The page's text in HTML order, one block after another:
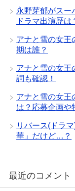
永野芽郁がスー
ドラマ出演歴は
アナと雪の女王
期は誰？
アナと雪の女王
詞も確認！
アナと雪の女王
は？応募企画や
リバース(ドラ
華」だけど…？
最近のコメント